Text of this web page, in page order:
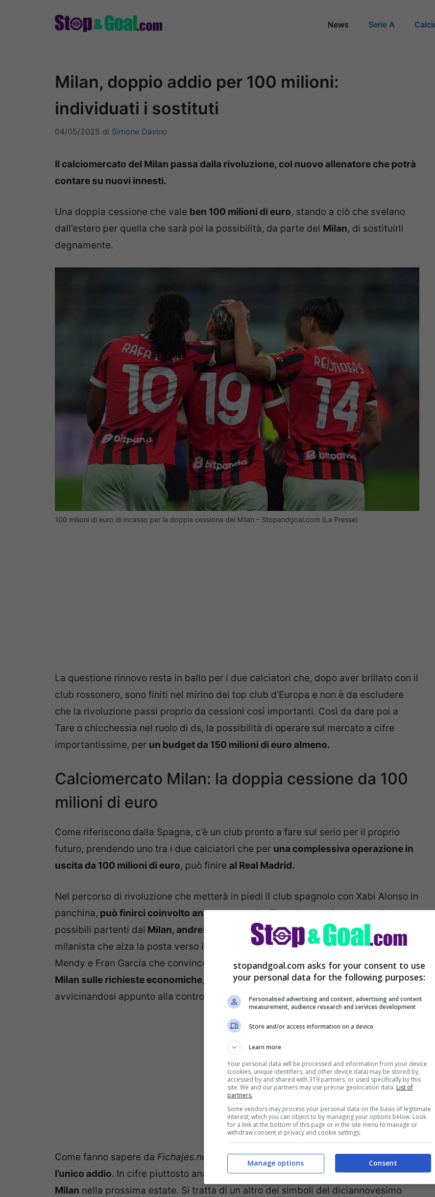
News Serie A
Milan, doppio addio per 100 milioni:
individuati i sostituti
04/05/2025 di Simone Davino
Il calciomercato del Milan passa dalla rivoluzione, col nuovo allenatore che potrà
contare su nuovi innesti.
Una doppia cessione che vale ben 100 milioni di euro, stando a ciò che svelano
dall’estero per quella che sarà poi la possibilità, da parte del Milan, di sostituirli
degnamente.
100 milioni di euro di incasso per la doppia cessione del Milan – Stopandgoal.com (La Presse)
La questione rinnovo resta in ballo per i due calciatori che, dopo aver brillato con il
club rossonero, sono finiti nel mirino dei top club d’Europa e non è da escludere
che la rivoluzione passi proprio da cessioni così importanti. Così da dare poi a
Tare o chicchessia nel ruolo di ds, la possibilità di operare sul mercato a cifre
importantissime, per un budget da 150 milioni di euro almeno.
Calciomercato Milan: la doppia cessione da 100
milioni di euro
Come riferiscono dalla Spagna, c’è un club pronto a fare sul serio per il proprio
futuro, prendendo uno tra i due calciatori che per una complessiva operazione in
uscita da 100 milioni di euro, può finire al Real Madrid.
Nel percorso di rivoluzione che metterà in piedi il club spagnolo con Xabi Alonso in
panchina, può finirci coinvolto ancora una volta Theo Hernandez. Uno dei due
possibili partenti dal Milan, andrebbe via per 30-40 milioni di euro, col club
milanista che alza la posta verso i 50. Il
Real Madriddal canto proprio e con
Mendy e Fran Garcia che convincono poco o nulla, sarà pronto adaccontentare il
Milan sulle richieste economiche, mettendo sul tavolo 40 o 45 milioni di euro,
avvicinandosi appunto alla controproposta rossonera.
Come fanno sapere da Fichajes.net , però,quello di Theo Hernandez non sarà
l’unico addio. In cifre piuttosto analoghe, un altro dei rossoneri potrà dire addio al
Milan nella prossima estate. Si tratta di un altro dei simboli del diciannovesimo
stopandgoal.com asks for your consent to use
your personal data for the following purposes:
Personalised advertising and content, advertising and content
measurement, audience research and services development
Store and/or access information on a device
Learn more
Your personal data will be processed and information from your device
(cookies, unique identifiers, and other device data) may be stored by,
accessed by and shared with 319 partners, or used specifically by this
site. We and our partners may use precise geolocation data. List of
partners.
Some vendors may process your personal data on the basis of legitimate
interest, which you can object to by managing your options below. Look
for a link at the bottom of this page or in the site menu to manage or
withdraw consent in privacy and cookie settings.
Consent
Manage options